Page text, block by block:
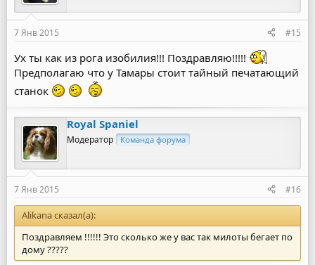
7 Янв 2015 #15
Ух ты как из рога изобилия!!! Поздравляю!!!!!
Предполагаю что у Тамары стоит тайный печатающий
станок
Royal Spaniel
Модератор Команда форума
7 Янв 2015 #16
Alikana сказал(а):
Поздравляем !!!!!! Это сколько же у вас так милоты бегает по
дому ?????